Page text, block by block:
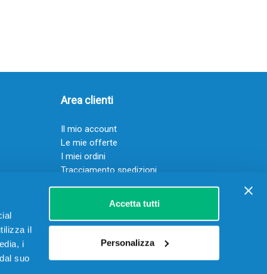
il
i
suo
Accetta tutti
Personalizza
Area clienti
Il mio account
Le mie offerte
I miei ordini
Tracciamento spedizioni
Resi
Servizio clienti